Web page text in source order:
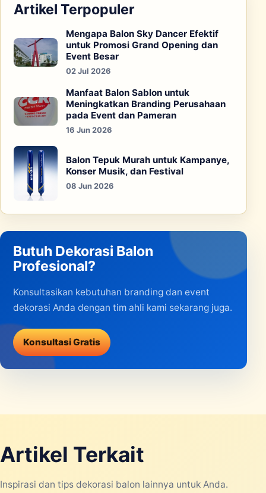
Artikel Terpopuler
Mengapa Balon Sky Dancer Efektif
untuk Promosi Grand Opening dan
Event Besar
02 Jul 2026
Manfaat Balon Sablon untuk
Meningkatkan Branding Perusahaan
pada Event dan Pameran
16 Jun 2026
Balon Tepuk Murah untuk Kampanye,
Konser Musik, dan Festival
08 Jun 2026
Butuh Dekorasi Balon
Profesional?
Konsultasikan kebutuhan branding dan event
dekorasi Anda dengan tim ahli kami sekarang juga.
Konsultasi Gratis
Artikel Terkait
Inspirasi dan tips dekorasi balon lainnya untuk Anda.